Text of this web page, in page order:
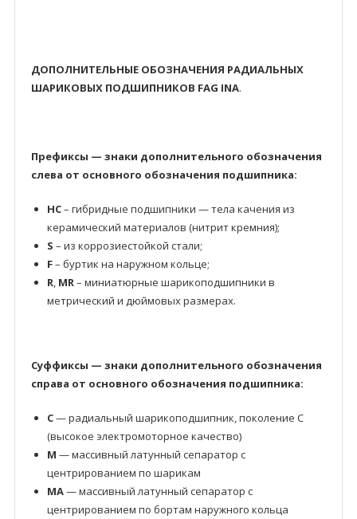
ДОПОЛНИТЕЛЬНЫЕ ОБОЗНАЧЕНИЯ РАДИАЛЬНЫХ
ШАРИКОВЫХ ПОДШИПНИКОВ FAG INA.
Префиксы — знаки дополнительного обозначения
слева от основного обозначения подшипника:
HC– гибридные подшипники — тела качения из
керамический материалов (нитрит кремния);
S – из коррозиестойкой стали;
F– буртик на наружном кольце;
R, MR– миниатюрные шарикоподшипники в
метрический и дюймовых размерах.
Суффиксы — знаки дополнительного обозначения
справа от основного обозначения подшипника:
C— радиальный шарикоподшипник, поколение C
(высокое электромоторное качество)
M — массивный латунный сепаратор с
центрированием по шарикам
MA— массивный латунный сепаратор с
центрированием по бортам наружного кольца